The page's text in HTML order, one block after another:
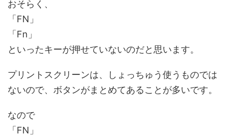
おそらく、
「FN」
「Fn」
といったキーが押せていないのだと思います。
プリントスクリーンは、しょっちゅう使うものでは
ないので、ボタンがまとめてあることが多いです。
なので
「FN」